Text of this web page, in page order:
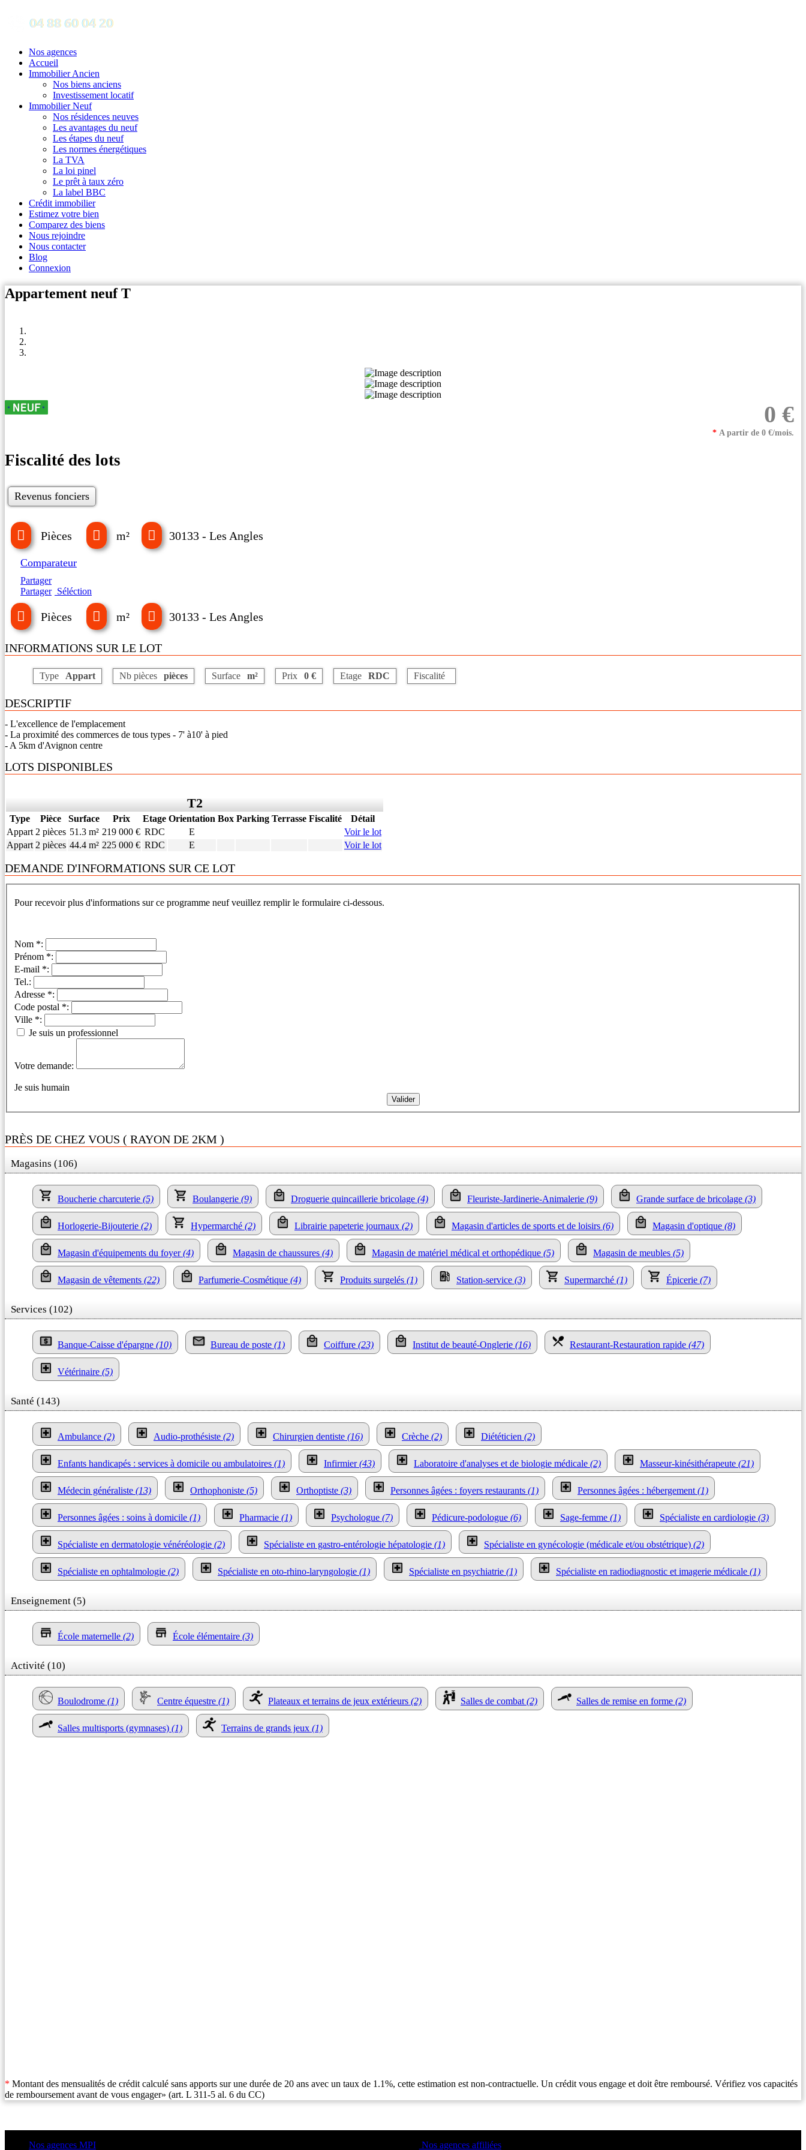
Nos agences
Accueil
Immobilier Ancien
Nos biens anciens
Investissement locatif
Immobilier Neuf
Nos résidences neuves
Les avantages du neuf
Les étapes du neuf
Les normes énergétiques
La TVA
La loi pinel
Le prêt à taux zéro
La label BBC
Crédit immobilier
Estimez votre bien
Comparez des biens
Nous rejoindre
Nous contacter
Blog
Connexion
Appartement neuf T
0 €
* A partir de 0 €/mois.
Fiscalité des lots
Revenus fonciers
Pièces m² 30133 - Les Angles
Comparateur
Partager
Partager Séléction
Pièces m² 30133 - Les Angles
INFORMATIONS SUR LE LOT
Type Appart Nb pièces pièces Surface m² Prix 0 € Etage RDC Fiscalité
DESCRIPTIF
- L'excellence de l'emplacement
- La proximité des commerces de tous types - 7' à10' à pied
- A 5km d'Avignon centre
LOTS DISPONIBLES
T2
Type Pièce Surface Prix Etage Orientation Box Parking Terrasse Fiscalité
Détail
Appart 2 pièces 51.3 m² 219 000 € RDC E
Voir le lot
Appart 2 pièces 44.4 m² 225 000 € RDC E Voir le lot
DEMANDE D'INFORMATIONS SUR CE LOT
Pour recevoir plus d'informations sur ce programme neuf veuillez remplir le formulaire ci-dessous.
Nom *:
Prénom *:
E-mail *:
Tel.:
Adresse *:
Code postal *:
Ville *:
Je suis un professionnel
Votre demande:
Je suis humain
PRÈS DE CHEZ VOUS ( RAYON DE 2KM )
Magasins (106)
Boucherie charcuterie (5) Boulangerie (9) Droguerie quincaillerie bricolage (4) Fleuriste-Jardinerie-Animalerie (9) Grande surface de bricolage (3)
Horlogerie-Bijouterie (2) Hypermarché (2) Librairie papeterie journaux (2) Magasin d'articles de sports et de loisirs (6) Magasin d'optique (8)
Magasin d'équipements du foyer(4) Magasin de chaussures (4) Magasin de matériel médical et orthopédique (5) Magasin de meubles (5)
Magasin de vêtements (22) Parfumerie-Cosmétique (4) Produits surgelés (1) Station-service (3) Supermarché (1) Épicerie (7)
Services (102)
Banque-Caisse d'épargne (10) Bureau de poste (1) Coiffure (23) Institut de beauté-Onglerie (16) Restaurant-Restauration rapide (47)
Vétérinaire (5)
Santé (143)
Ambulance (2) Audio-prothésiste (2) Chirurgien dentiste (16) Crèche (2) Diététicien (2)
Enfants handicapés : services à domicile ou ambulatoires (1) Infirmier(43) Laboratoire d'analyses et de biologie médicale (2) Masseur-kinésithérapeute (21)
Médecin généraliste (13) Orthophoniste (5) Orthoptiste (3) Personnes âgées : foyers restaurants (1) Personnes âgées : hébergement (1)
Personnes âgées : soins à domicile (1) Pharmacie (1) Psychologue (7) Pédicure-podologue (6) Sage-femme (1) Spécialiste en cardiologie (3)
Spécialiste en dermatologie vénéréologie (2) Spécialiste en gastro-entérologie hépatologie (1) Spécialiste en gynécologie (médicale et/ou obstétrique) (2)
Spécialiste en ophtalmologie (2) Spécialiste en oto-rhino-laryngologie (1) Spécialiste en psychiatrie (1) Spécialiste en radiodiagnostic et imagerie médicale (1)
Enseignement (5)
École maternelle (2) École élémentaire (3)
Activité (10)
Boulodrome (1) Centre équestre (1) Plateaux et terrains de jeux extérieurs (2) Salles de combat (2) Salles de remise en forme (2)
Salles multisports (gymnases) (1) Terrains de grands jeux (1)
* Montant des mensualités de crédit calculé sans apports sur une durée de 20 ans avec un taux de 1.1%, cette estimation est non-contractuelle. Un crédit vous engage et doit être remboursé. Vérifiez vos capacités
de remboursement avant de vous engager» (art. L 311-5 al. 6 du CC)
Nos agences MPI Nos agences affiliées